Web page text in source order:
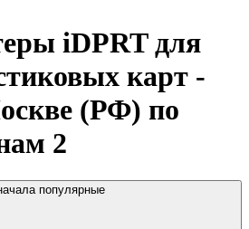
iDPRT для
карт -
(РФ) по
2
популярные